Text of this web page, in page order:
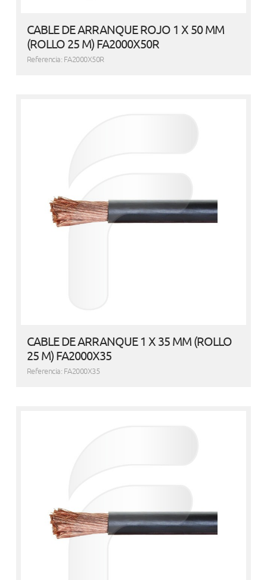
CABLE DE ARRANQUE ROJO 1 X 50 MM
(ROLLO 25 M) FA2000X50R
Referencia: FA2000X50R
CABLE DE ARRANQUE 1 X 35 MM (ROLLO
25 M) FA2000X35
Referencia: FA2000X35